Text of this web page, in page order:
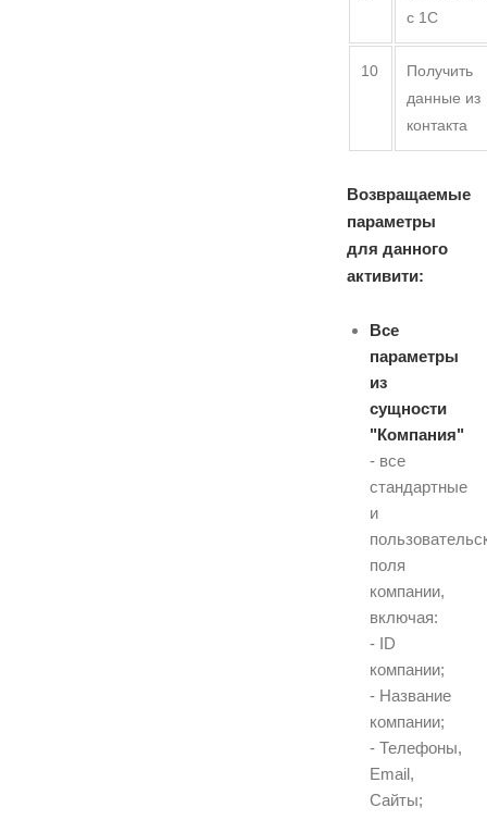
с 1С
10
Получить
данные из
контакта
Возвращаемые
параметры
для данного
активити:
Все
параметры
из
сущности
"Компания"
- все
стандартные
и
поля
компании,
включая:
- ID
компании;
- Название
компании;
- Телефоны,
Email,
Сайты;